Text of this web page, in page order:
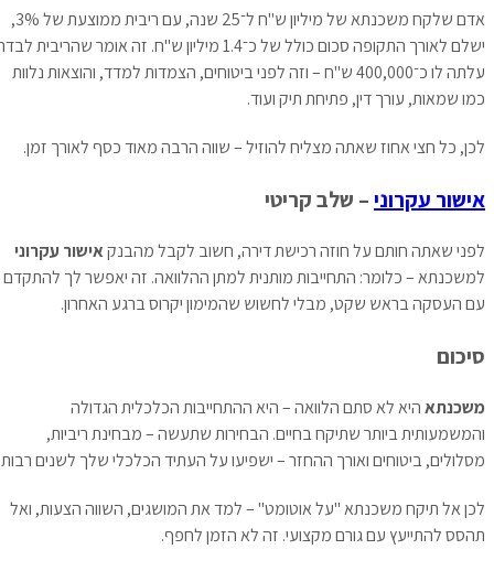
אדם שלקח משכנתא של מיליון ש"ח ל־25 שנה, עם ריבית ממוצעת של 3%,
ישלם לאורך התקופה סכום כולל של כ־1.4 מיליון ש"ח. זה אומר שהריבית לבדה
עלתה לו כ־400,000 ש"ח – וזה לפני ביטוחים, הצמדות למדד, והוצאות נלוות
כמו שמאות, עורך דין, פתיחת תיק ועוד.
לכן, כל חצי אחוז שאתה מצליח להוזיל – שווה הרבה מאוד כסף לאורך זמן.
אישור עקרוני– שלב קריטי
לפני שאתה חותם על חוזה רכישת דירה, חשוב לקבל מהבנקאישור עקרוני
למשכנתא – כלומר: התחייבות מותנית למתן ההלוואה. זה יאפשר לך להתקדם
עם העסקה בראש שקט, מבלי לחשוש שהמימון יקרוס ברגע האחרון.
סיכום
משכנתאהיא לא סתם הלוואה – היא ההתחייבות הכלכלית הגדולה
והמשמעותית ביותר שתיקח בחיים. הבחירות שתעשה – מבחינת ריביות,
מסלולים, ביטוחים ואורך ההחזר – ישפיעו על העתיד הכלכלי שלך לשנים רבות.
לכן אל תיקח משכנתא "על אוטומט" – למד את המושגים, השווה הצעות, ואל
תהסס להתייעץ עם גורם מקצועי. זה לא הזמן לחפף.